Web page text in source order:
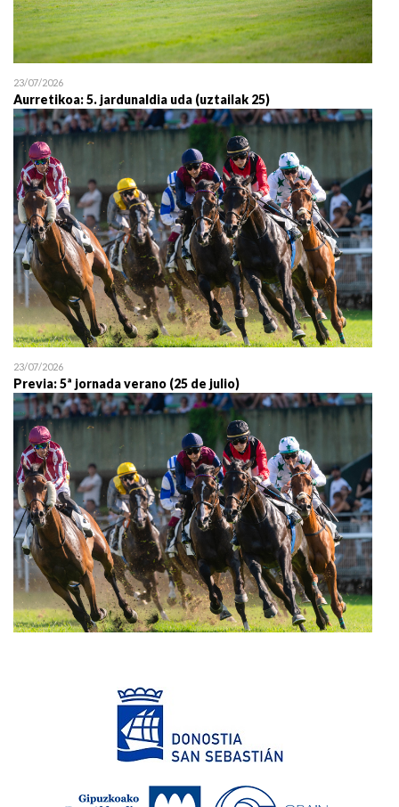
23/07/2026
Aurretikoa: 5. jardunaldia uda (uztailak 25)
23/07/2026
Previa: 5ª jornada verano (25 de julio)